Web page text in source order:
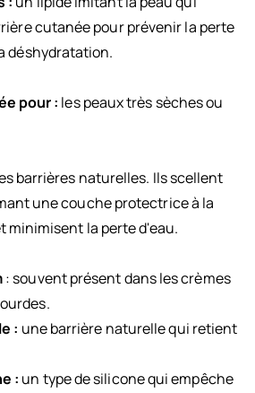
cutanée pour prévenir la perte
déshydratation.
pour : les peaux très sèches ou
barrières naturelles. Ils scellent
une couche protectrice à la
minimisent la perte d'eau.
: souvent présent dans les crèmes
: une barrière naturelle qui retient
: un type de silicone qui empêche